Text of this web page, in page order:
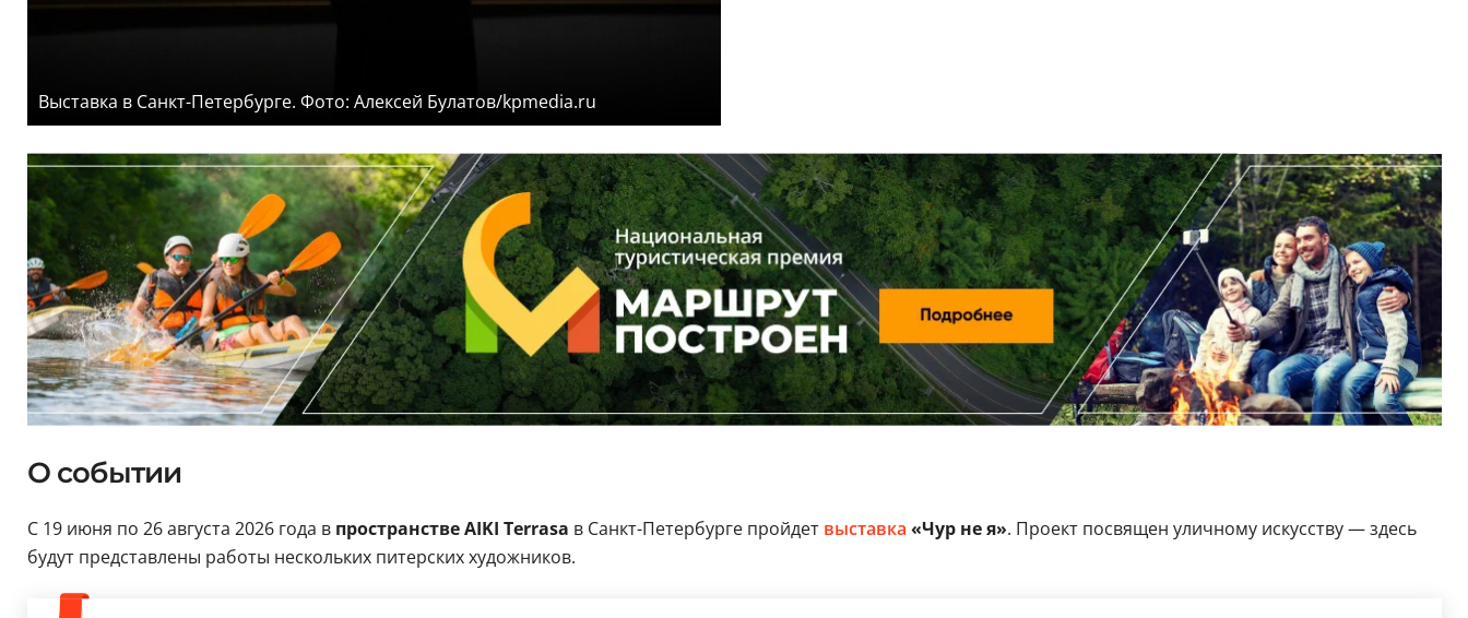
Выставка в Санкт-Петербурге. Фото: Алексей Булатов/kpmedia.ru
О событии
С 19 июня по 26 августа 2026 года в пространстве AIKI Terrasa в Санкт-Петербурге пройдет выставка «Чур не я». Проект посвящен уличному искусству — здесь
будут представлены работы нескольких питерских художников.